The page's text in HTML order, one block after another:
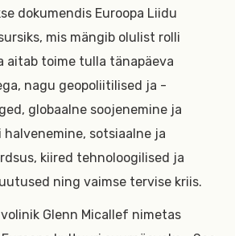
dokumendis Euroopa Liidu
mis mängib olulist rolli
aitab toime tulla tänapäeva
nagu geopoliitilised ja -
globaalne soojenemine ja
halvenemine, sotsiaalne ja
kiired tehnoloogilised ja
ning vaimse tervise kriis.
Glenn Micallef nimetas